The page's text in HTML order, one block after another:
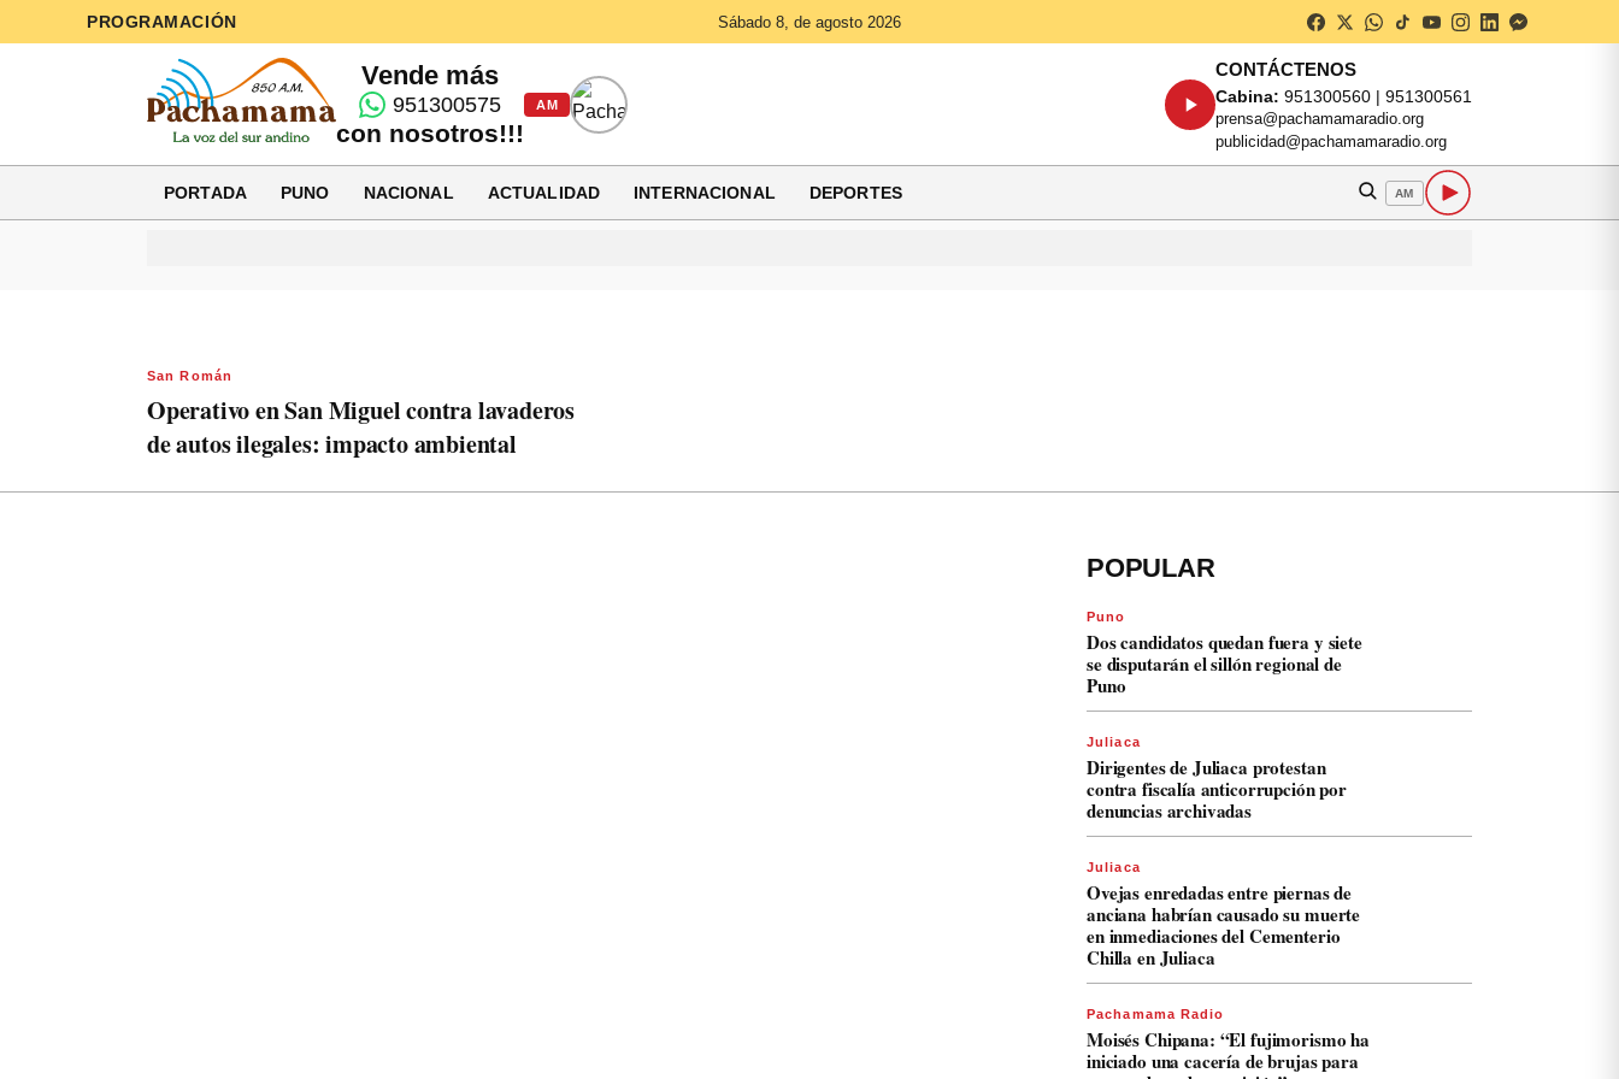
PROGRAMACIÓN Sábado 8, de agosto 2026
Vende más
951300575
con nosotros!!!
AM
CONTÁCTENOS
Cabina: 951300560 | 951300561
prensa@pachamamaradio.org
publicidad@pachamamaradio.org
PORTADA PUNO NACIONAL ACTUALIDAD INTERNACIONAL DEPORTES AM
San Román
Operativo en San Miguel contra lavaderos
de autos ilegales: impacto ambiental
POPULAR
Puno
Dos candidatos quedan fuera y siete
se disputarán el sillón regional de
Puno
Juliaca
Dirigentes de Juliaca protestan
contra fiscalía anticorrupción por
denuncias archivadas
Juliaca
Ovejas enredadas entre piernas de
anciana habrían causado su muerte
en inmediaciones del Cementerio
Chilla en Juliaca
Pachamama Radio
Moisés Chipana: “El fujimorismo ha
iniciado una cacería de brujas para